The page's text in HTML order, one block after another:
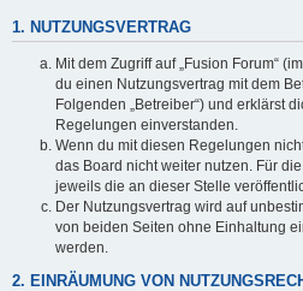
1. NUTZUNGSVERTRAG
Mit dem Zugriff auf „Fusion Forum“
du einen Nutzungsvertrag mit dem
Folgenden „Betreiber“) und erklärst
Regelungen einverstanden.
Wenn du mit diesen Regelungen
das Board nicht weiter nutzen. Für
jeweils die an dieser Stelle
Der Nutzungsvertrag wird auf
von beiden Seiten ohne Einhaltung
werden.
2. EINRÄUMUNG VON